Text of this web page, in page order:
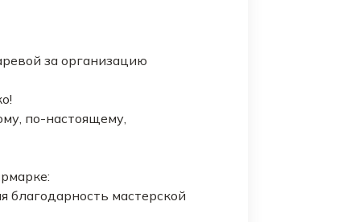
за организацию
по-настоящему,
благодарность мастерской